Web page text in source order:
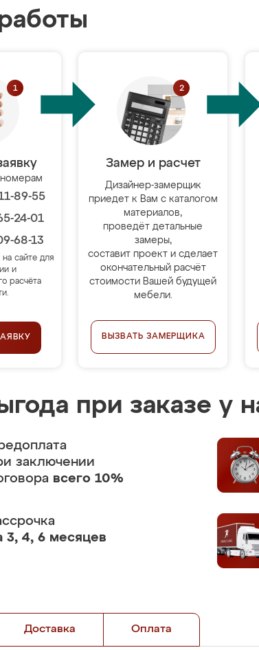
номерам
89-55
24-01
68-13
на сайте для
и
расчёта
Замер и расчет
Дизайнер-замерщик
приедет к Вам с каталогом
материалов,
проведёт детальные
замеры,
составит проект и сделает
окончательный расчёт
стоимости Вашей будущей
мебели.
ВЫЗВАТЬ ЗАМЕРЩИКА
при заказе у
заключении
всего 10%
3, 4, 6 месяцев
Доставка Оплата